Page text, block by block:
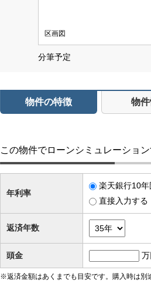
区画図
分筆予定
物件の特徴 物
この物件でローンシミュレーション
年利率
楽天銀行10年
直接入力する
返済年数
頭金
万
※返済金額はあくまでも目安です。購入時は別